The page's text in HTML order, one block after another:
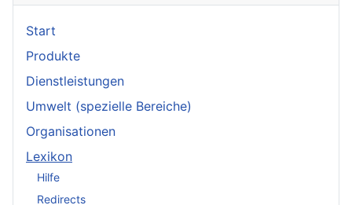
Start
Produkte
Dienstleistungen
Umwelt (spezielle Bereiche)
Organisationen
Lexikon
Hilfe
Redirects